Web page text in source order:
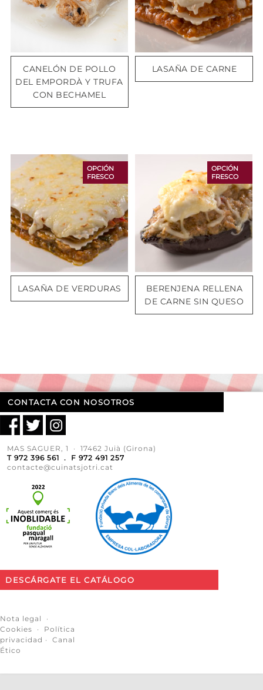
CANELÓN DE POLLO
DEL EMPORDÀ Y TRUFA
CON BECHAMEL
LASAÑA DE CARNE
LASAÑA DE VERDURAS
OPCIÓN
FRESCO
BERENJENA RELLENA
DE CARNE SIN QUESO
OPCIÓN
FRESCO
CONTACTA CON NOSOTROS
MAS SAGUER, 1 · 17462 Juià (Girona)
T 972 396 561 . F 972 491 257
contacte@cuinatsjotri.cat
DESCÁRGATE EL CATÁLOGO
Nota legal
·
Cookies · Política
privacidad · Canal
Ético